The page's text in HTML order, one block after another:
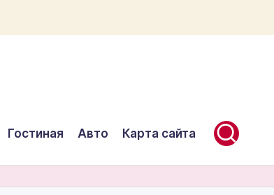
Гостиная Авто Карта сайта